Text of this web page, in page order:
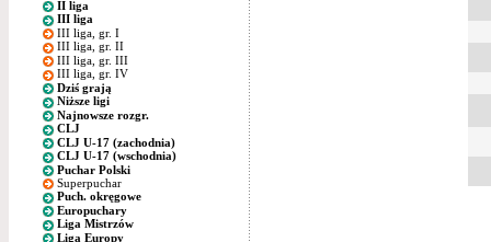
II liga
III liga
III liga, gr. I
III liga, gr. II
III liga, gr. III
III liga, gr. IV
Dziś grają
Niższe ligi
Najnowsze rozgr.
CLJ
CLJ U-17 (zachodnia)
CLJ U-17 (wschodnia)
Puchar Polski
Superpuchar
Puch. okręgowe
Europuchary
Liga Mistrzów
Liga Europy